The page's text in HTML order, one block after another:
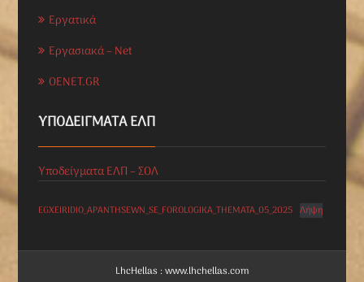
Εργατικά
Εργασιακά – Net
OENET.GR
ΥΠΟΔΕΊΓΜΑΤΑ ΕΛΠ
Υποδείγματα ΕΛΠ – ΣΟΛ
EGXEIRIDIO_APANTHSEWN_SE_FOROLOGIKA_THEMATA_05_2025 Λήψη
LhcHellas : www.lhchellas.com